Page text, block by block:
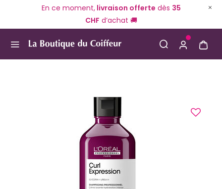
En ce moment,livraison offerte dès 35
CHF d’achat 🚚